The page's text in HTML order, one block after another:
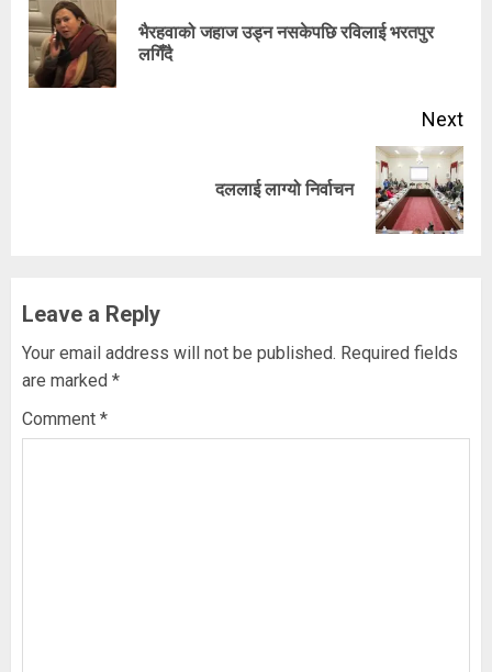
Readingभैरहवाको जहाज उड्न नसकेपछि रविलाई भरतपुर
लगिँदै
Next
दललाई लाग्यो निर्वाचन
Leave a Reply
Your email address will not be published. Required fields
are marked *
Comment *